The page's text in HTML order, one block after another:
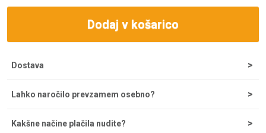
Dodaj v košarico
Dostava
zneskom je dostava brezplačna. Ob potrditvi odpreme iz
skladišča lahko dostavo pričakujete v 1-2 dneh, najpogosteje
Lahko naročilo prevzamem osebno?
Comtron, d.o.o. na Tržaški cesti 21, 2000 Maribor. Prevzemno
Kakšne načine plačila nudite?